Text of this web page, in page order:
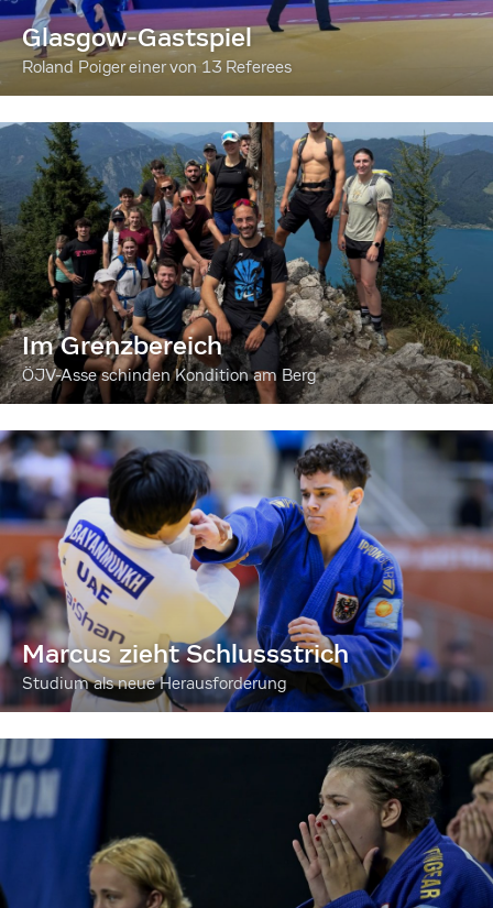
Glasgow-Gastspiel
Roland Poiger einer von 13 Referees
Im Grenzbereich
ÖJV-Asse schinden Kondition am Berg
Marcus zieht Schlussstrich
Studium als neue Herausforderung